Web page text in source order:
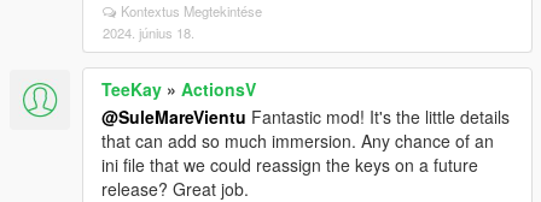
Kontextus Megtekintése
2024. június 18.
TeeKay » ActionsV
@SuleMareVientu Fantastic mod! It's the little details
that can add so much immersion. Any chance of an
ini file that we could reassign the keys on a future
release? Great job.